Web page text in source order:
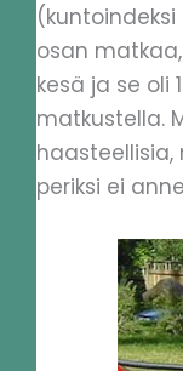
(kuntoindeksi
osan
kesä ja se oli
matkustella.
periksi ei